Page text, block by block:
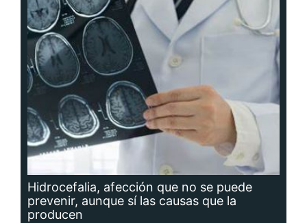
Hidrocefalia, afección que no se puede
prevenir, aunque sí las causas que la
producen